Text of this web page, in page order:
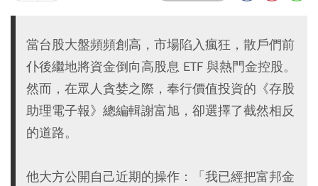
當台股大盤頻頻創高，市場陷入瘋狂，散戶們前
仆後繼地將資金倒向高股息 ETF 與熱門金控股。
然而，在眾人貪婪之際，奉行價值投資的《存股
助理電子報》總編輯謝富旭，卻選擇了截然相反
的道路。
他大方公開自己近期的操作：「我已經把富邦金